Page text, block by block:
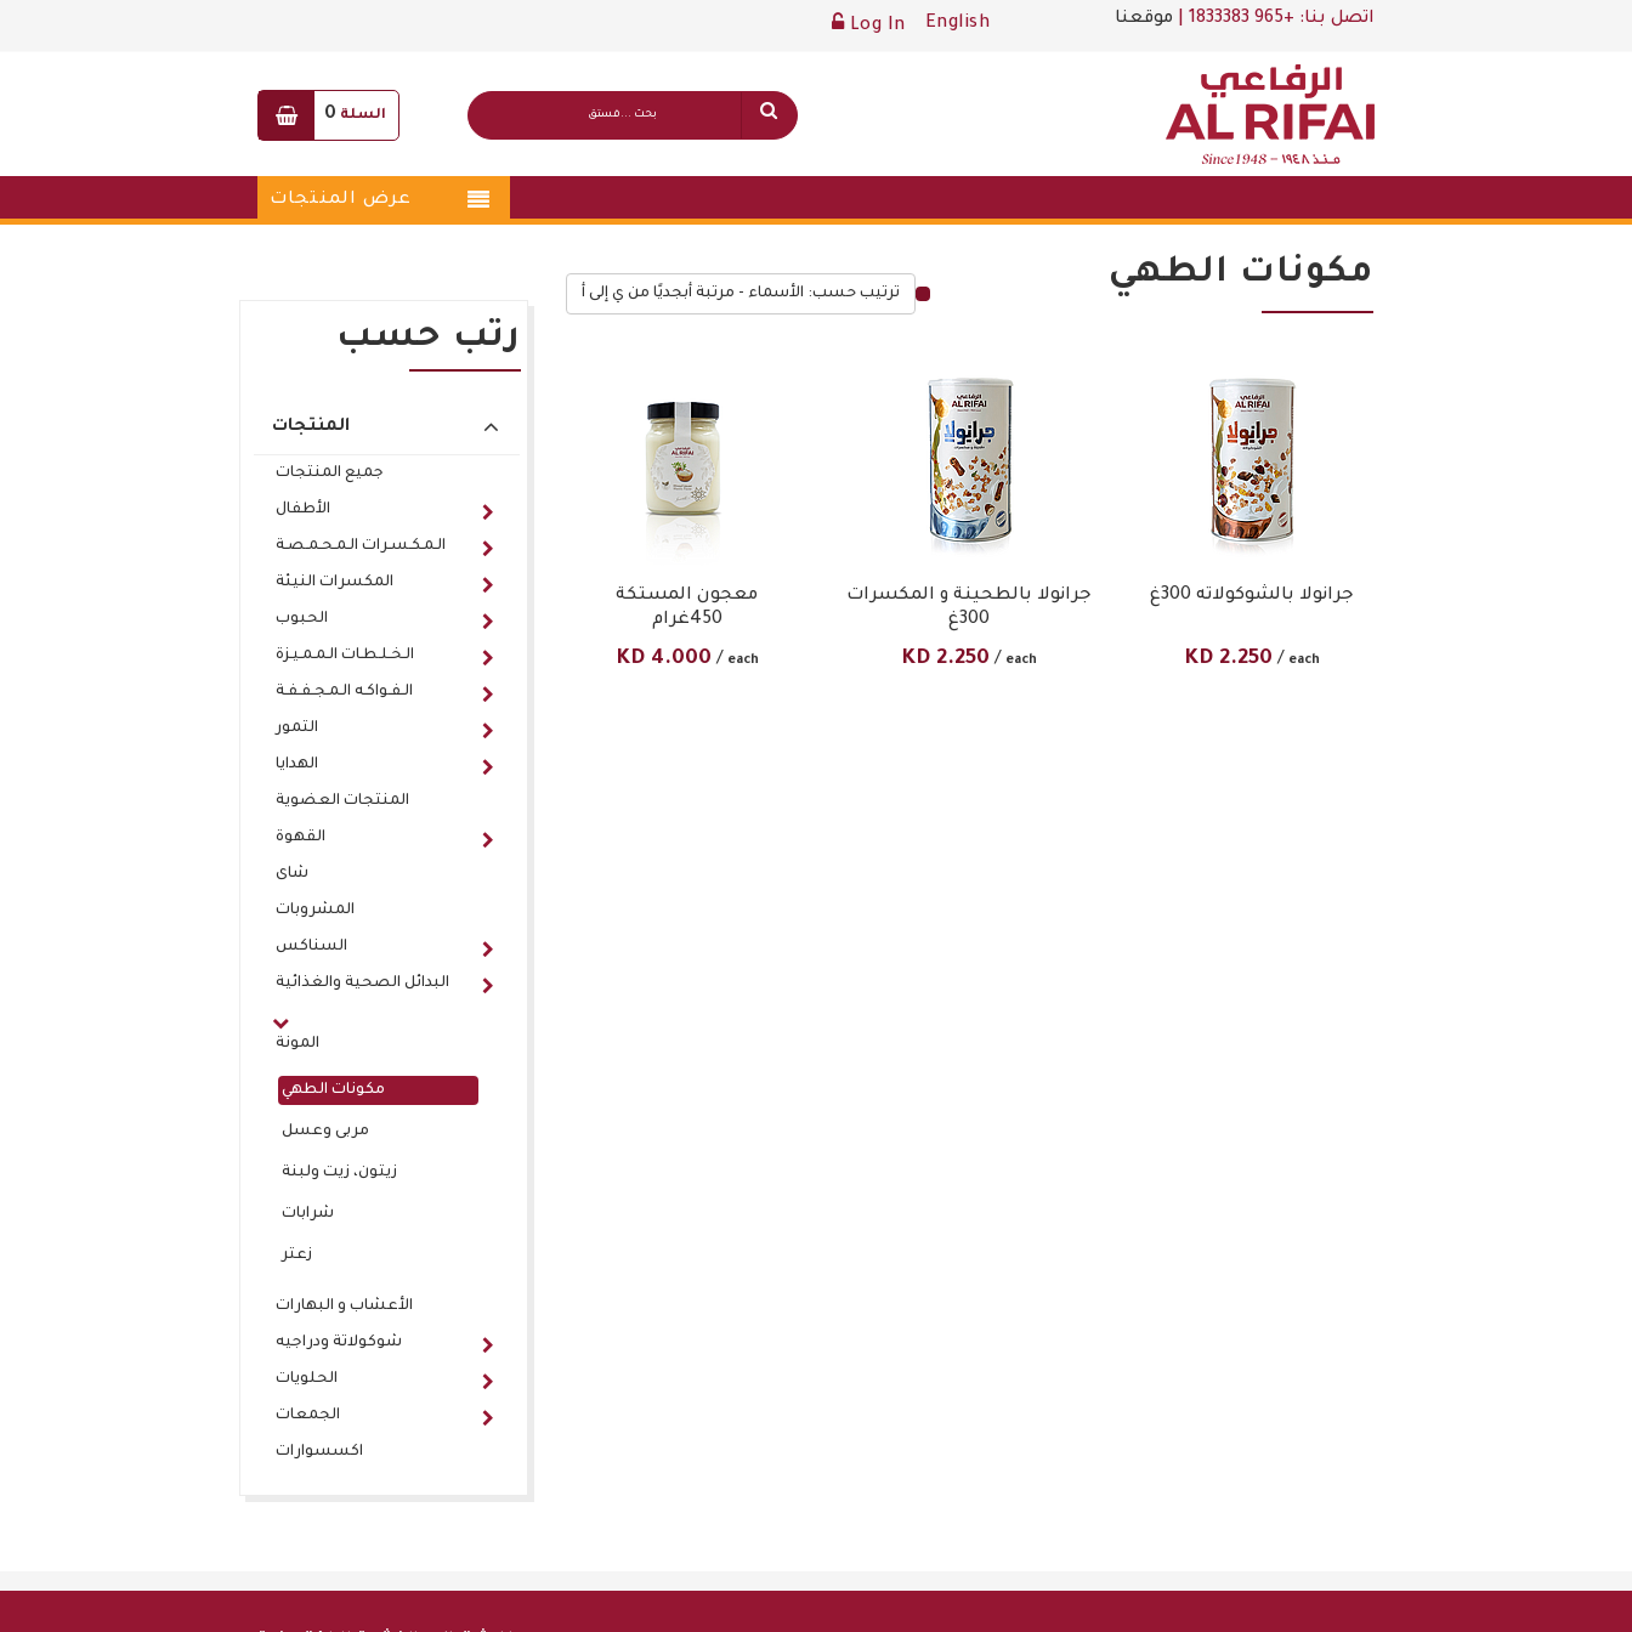
اتصل بنا: +965 1833383 موقعنا Log In English
السلة 0
عرض المنتجات
رتب حسب
المنتجات
جميع المنتجات
الأطفال
الـمـكـسـرات الـمـحـمـصـة
المكسرات النيئة
الحبوب
الـخـلـطـات الـمـمـيـزة
الـفـواكـه الـمـجـفـفـة
التمور
الهدايا
المنتجات العضوية
القهوة
شاى
المشروبات
السناكس
البدائل الصحية والغذائية
المونة
مكونات الطهي
مربى وعسل
زيتون، زيت ولبنة
شرابات
زعتر
الأعشاب و البهارات
شوكولاتة ودراجيه
الحلويات
الجمعات
اكسسوارات
مكونات الطهي ترتيب حسب: الأسماء - مرتبة أبجديًا من ي إلى أ
معجون المستكة
450غرام
KD 4.000 / each
جرانولا بالطحينة و المكسرات
300غ​
KD 2.250 / each
جرانولا بالشوكولاته 300غ​
KD 2.250 / each